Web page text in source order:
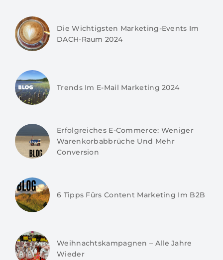
Die Wichtigsten Marketing-Events Im
DACH-Raum 2024
Trends Im E-Mail Marketing 2024
Erfolgreiches E-Commerce: Weniger
Warenkorbabbrüche Und Mehr
Conversion
6 Tipps Fürs Content Marketing Im B2B
Weihnachtskampagnen – Alle Jahre
Wieder